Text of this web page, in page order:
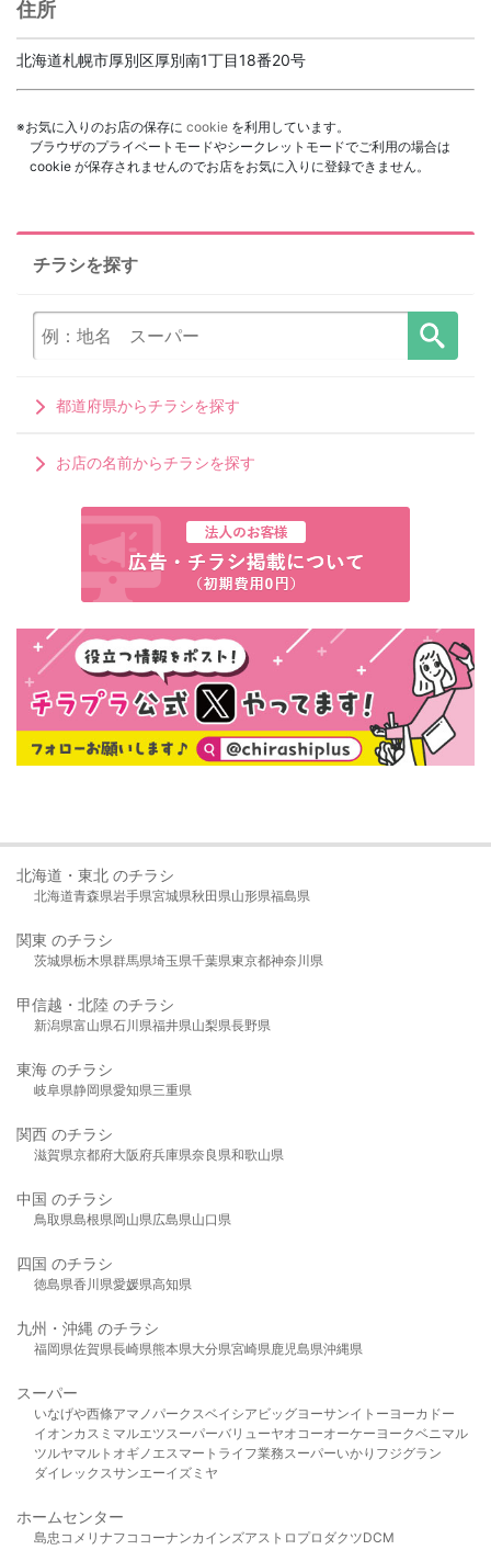
住所
北海道札幌市厚別区厚別南1丁目18番20号
※お気に入りのお店の保存に cookie を利用しています。
ブラウザのプライベートモードやシークレットモードでご利用の場合は
cookie が保存されませんのでお店をお気に入りに登録できません。
チラシを探す
都道府県からチラシを探す
お店の名前からチラシを探す
北海道・東北 のチラシ
北海道青森県岩手県宮城県秋田県山形県福島県
関東 のチラシ
茨城県栃木県群馬県埼玉県千葉県東京都神奈川県
甲信越・北陸 のチラシ
新潟県富山県石川県福井県山梨県長野県
東海 のチラシ
岐阜県静岡県愛知県三重県
関西 のチラシ
滋賀県京都府大阪府兵庫県奈良県和歌山県
中国 のチラシ
鳥取県島根県岡山県広島県山口県
四国 のチラシ
徳島県香川県愛媛県高知県
九州・沖縄 のチラシ
福岡県佐賀県長崎県熊本県大分県宮崎県鹿児島県沖縄県
スーパー
いなげや西條アマノパークスベイシア ビッグヨーサンイトーヨーカドー
イオンカスミ マルエツスーパーバリューヤオコーオーケー ヨークベニマル
ツルヤマルト オギノ エスマート ライフ業務スーパーいかり フジグラン
ダイレックスサンエーイズミヤ
ホームセンター
島忠 コメリ ナフコ コーナンカインズアストロプロダクツDCM